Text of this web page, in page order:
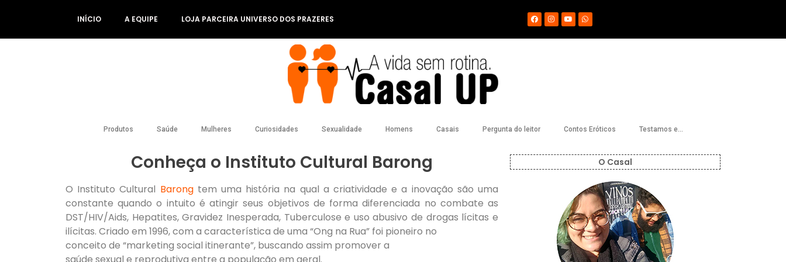
INÍCIO A EQUIPE LOJA PARCEIRA UNIVERSO DOS PRAZERES
Produtos Saúde Mulheres Curiosidades Sexualidade Homens Casais Pergunta do leitor Contos Eróticos Testamos e…
Conheça o Instituto Cultural Barong
O Instituto Cultural Barongtem uma história na qual a criatividade e a inovação são uma
constante quando o intuito é atingir seus objetivos de forma diferenciada no combate as
DST/HIV/Aids, Hepatites, Gravidez Inesperada, Tuberculose e uso abusivo de drogas lícitas e
ilícitas. Criado em 1996, com a característica de uma “Ong na Rua” foi pioneiro no
conceito de “marketing social itinerante”, buscando assim promover a
O Casal